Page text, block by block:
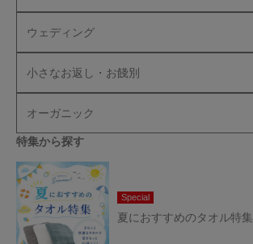
ウェディング
小さなお返し・お餞別
オーガニック
特集から探す
Special
夏におすすめのタオル特集